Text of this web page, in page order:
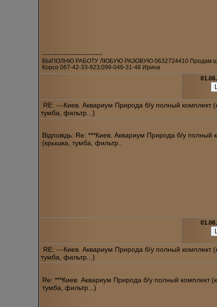
-------------------------
ВЫПОЛНЮ РАБОТУ ЛЮБУЮ РАЗОВУЮ 0632724410 Продам
Корсо 067-42-33-923;099-046-31-48 Ирина
RE: ---Киев. Аквариум Природа б/у полный комплект
тумба, фильтр...)
Відповідь: Re: ***Киев. Аквариум Природа б/у полный
(крышка, тумба, фильтр..
RE: ---Киев. Аквариум Природа б/у полный комплект
тумба, фильтр...)
Re: ***Киев. Аквариум Природа б/у полный комплект
тумба, фильтр...)